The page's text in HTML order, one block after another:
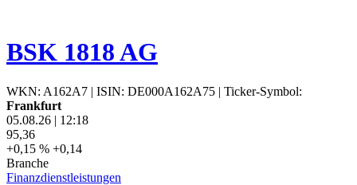
BSK 1818 AG
WKN: A162A7 | ISIN: DE000A162A75 | Ticker-Symbol:
Frankfurt
05.08.26 | 12:18
95,36
+0,15 % +0,14
Branche
Finanzdienstleistungen